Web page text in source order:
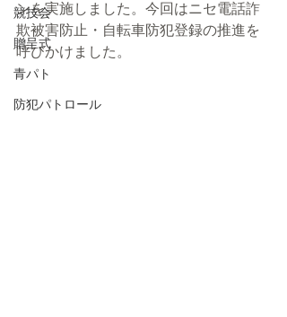
競技会
贈呈式
青パト
防犯パトロール
ンを実施しました。今回はニセ電話詐
欺被害防止・自転車防犯登録の推進を
呼びかけました。